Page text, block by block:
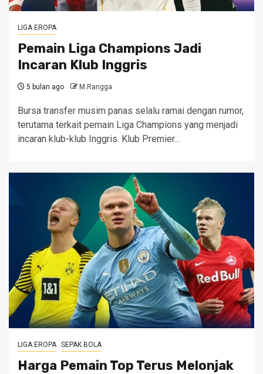
LIGA EROPA
Pemain Liga Champions Jadi
Incaran Klub Inggris
5 bulan ago M.Rangga
Bursa transfer musim panas selalu ramai dengan rumor,
terutama terkait pemain Liga Champions yang menjadi
incaran klub-klub Inggris. Klub Premier...
LIGA EROPA SEPAK BOLA
Harga Pemain Top Terus Melonjak